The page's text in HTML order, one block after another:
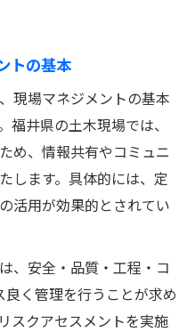
トの基本
現場マネジメントの基本
福井県の土木現場では、
め、情報共有やコミュニ
します。具体的には、定
活用が効果的とされてい
、安全・品質・工程・コ
く管理を行うことが求め
スクアセスメントを実施